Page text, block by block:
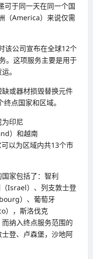
可于同一天在同一个国
（America）来说仅需
该公司宣布在全球12个
。这项服务主要是用于
。
或器材损毁替换元件
点国家和区域。
印尼
）和越南
以为区域内共13个市
家包括了：智利
Israel）、列支敦士登
）、葡萄牙
），斯洛伐克
纳入终点服务范围的
登、卢森堡，沙地阿